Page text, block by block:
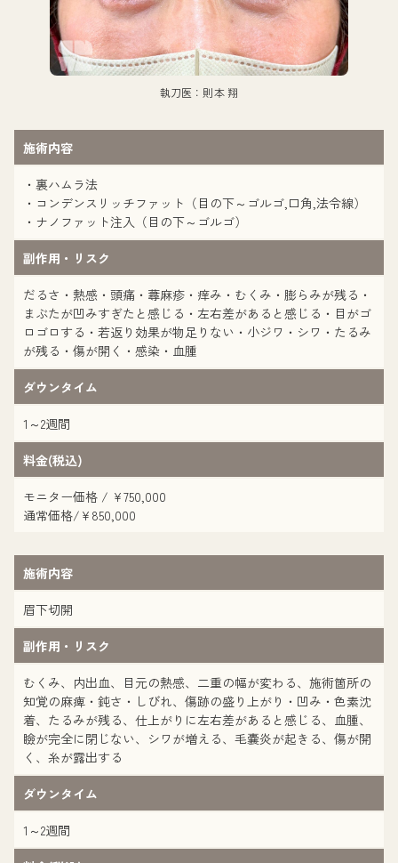
執刀医：則本 翔
施術内容
・裏ハムラ法
・コンデンスリッチファット（目の下～ゴルゴ,口角,法令線）
・ナノファット注入（目の下～ゴルゴ）
副作用・リスク
だるさ・熱感・頭痛・蕁麻疹・痒み・むくみ・膨らみが残る・
まぶたが凹みすぎたと感じる・左右差があると感じる・目がゴ
ロゴロする・若返り効果が物足りない・小ジワ・シワ・たるみ
が残る・傷が開く・感染・血腫
ダウンタイム
1～2週間
料金(税込)
モニター価格 / ¥750,000
通常価格/¥850,000
施術内容
眉下切開
副作用・リスク
むくみ、内出血、目元の熱感、二重の幅が変わる、施術箇所の
知覚の麻痺・鈍さ・しびれ、傷跡の盛り上がり・凹み・色素沈
着、たるみが残る、仕上がりに左右差があると感じる、血腫、
瞼が完全に閉じない、シワが増える、毛嚢炎が起きる、傷が開
く、糸が露出する
ダウンタイム
1～2週間